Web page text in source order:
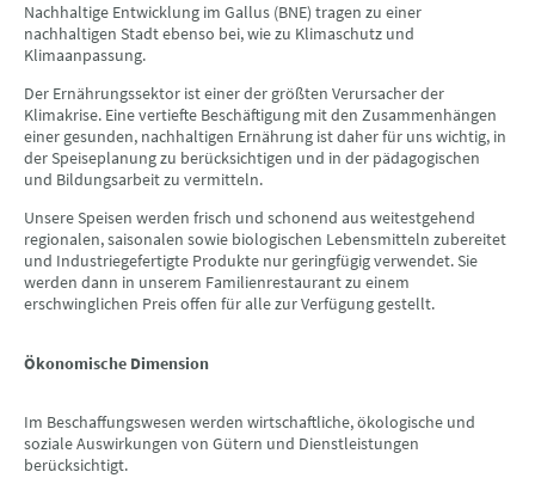
Nachhaltige Entwicklung im Gallus (BNE) tragen zu einer
nachhaltigen Stadt ebenso bei, wie zu Klimaschutz und
Klimaanpassung.
Der Ernährungssektor ist einer der größten Verursacher der
Klimakrise. Eine vertiefte Beschäftigung mit den Zusammenhängen
einer gesunden, nachhaltigen Ernährung ist daher für uns wichtig, in
der Speiseplanung zu berücksichtigen und in der pädagogischen
und Bildungsarbeit zu vermitteln.
Unsere Speisen werden frisch und schonend aus weitestgehend
regionalen, saisonalen sowie biologischen Lebensmitteln zubereitet
und Industriegefertigte Produkte nur geringfügig verwendet. Sie
werden dann in unserem Familienrestaurant zu einem
erschwinglichen Preis offen für alle zur Verfügung gestellt.
Ökonomische Dimension
Im Beschaffungswesen werden wirtschaftliche, ökologische und
soziale Auswirkungen von Gütern und Dienstleistungen
berücksichtigt.